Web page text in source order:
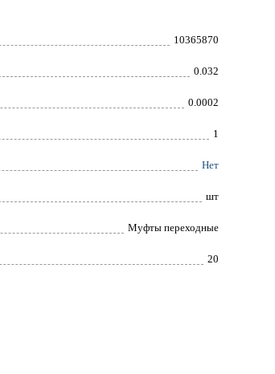
10365870
0.032
0.0002
1
Нет
шт
Муфты переходные
20